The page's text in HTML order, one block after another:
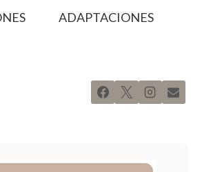
ADAPTACIONES